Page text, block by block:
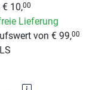
10,00
Lieferung
von € 99,00